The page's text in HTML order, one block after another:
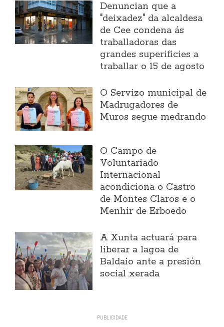
Denuncian que a
"deixadez" da alcaldesa
de Cee condena ás
traballadoras das
grandes superificies a
traballar o 15 de agosto
O Servizo municipal de
Madrugadores de
Muros segue medrando
O Campo de
Voluntariado
Internacional
acondiciona o Castro
de Montes Claros e o
Menhir de Erboedo
A Xunta actuará para
liberar a lagoa de
Baldaio ante a presión
social xerada